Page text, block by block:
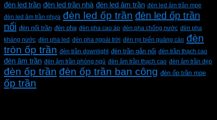
đèn led trần đèn led trần nhà đèn led âm trần đèn led âm trần mpe
đèn led âm trần nhựa đèn led ốp trần đèn led ốp trần
nổi đèn nổi trần đèn pha đèn pha cao áp đèn pha chống nước đèn pha
kháng nước đèn pha led đèn pha ngoài trời đèn rọi biển quảng cáo đèn
tròn ốp trần đèn trần downlight đèn trần gắn nổi đèn trần thạch cao
đèn âm trần đèn âm trần phòng ngủ đèn âm trần thạch cao đèn âm trần đẹp
đèn ốp trần đèn ốp trần ban công đèn ốp trần mpe
ốp trần